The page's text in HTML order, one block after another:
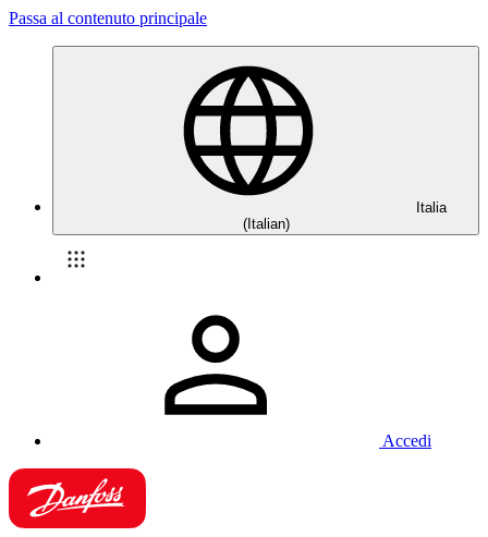
Passa al contenuto principale
Italia
(Italian)
Accedi